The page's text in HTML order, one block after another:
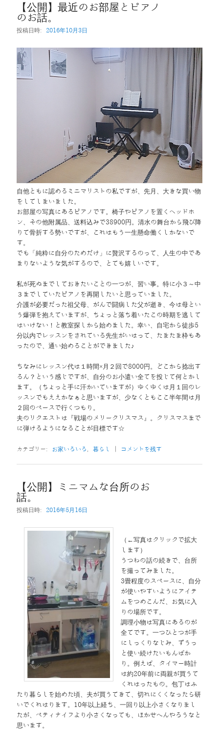
【公開】最近のお部屋とピアノ
のお話。
投稿日時: 2016年10月3日
自他ともに認めるミニマリストの私ですが、先月、大きな買い物
をしてしまいました。
お部屋の写真にあるピアノです。椅子やピアノを置くヘッドホ
ン、その他附属品、送料込みで38900円。清水の舞台から飛び降
りて骨折する勢いですが、これはもう一生懸命働くしかないで
す。
でも「純粋に自分のためだけ」に贅沢するのって、人生の中であ
まりないような気がするので、とても嬉しいです。
私が死ぬまでしておきたいことの一つが、習い事。特に小３～中
３までしていたピアノを再開したいと思っていました。
介護が必要だった祖父母、がんで闘病した父が逝き、今は母とい
う爆弾を抱えていますが、ちょっと落ち着いたこの時期を逃して
はいけない！と教室探しから始めました。幸い、自宅から徒歩5
分以内でレッスンをされている先生がいはって、たまたま枠もあ
ったので、通い始めることができました♪
ちなみにレッスン代は１時間×月２回で8000円。どこから捻出す
るん？という感じですが、自分のお小遣い全てを投じて何とかし
ます。（ちょっと手に汗かいていますが）ゆくゆくは月１回のレ
ッスンでもええかなぁと思いますが、少なくともここ半年間は月
２回のペースで行くつもり。
夫のリクエストは『戦場のメリークリスマス』。クリスマスまで
に弾けるようになることが目標です☆
カテゴリー: お家いろいろ ,暮らし コメントを残す
【公開】ミニマムな台所のお
話。
投稿日時: 2016年5月16日
（←写真はクリックで拡大
します）
うつわの話の続きで、台所
を撮ってみました。
3畳程度のスペースに、自分
が使いやすいようにアイテ
ムをつめこんだ、お気に入
りの場所です。
調理小物は写真にあるのが
全てです。一つひとつが手
にしっくりなじみ、ずうっ
と使い続けたいもんばか
り。例えば、タイマー時計
は約20年前に両親が買うて
くれはったもの。包丁はふ
たり暮らしを始めた頃、夫が買うてきて、切れにくくなったら研
いでくれはります。10年以上経ち、一回り以上小さくなりまし
たが、ペティナイフより小さくなっても、ほかせへんやろうなと
思います。